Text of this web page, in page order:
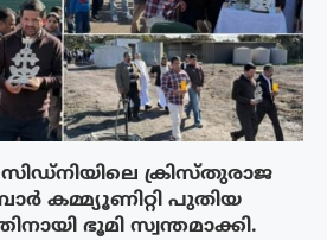
ക്രിസ്‌തുരാജ
കമ്മ്യൂണിറ്റി പുതിയ
ഭൂമി സ്വന്തമാക്കി.